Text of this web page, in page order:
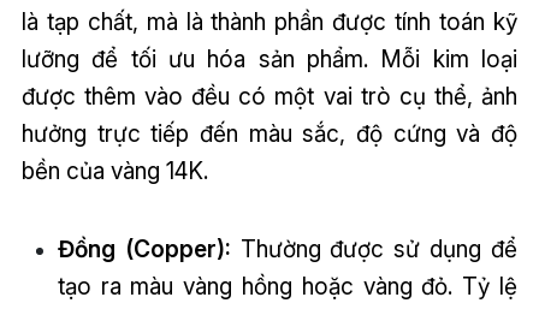
là tạp chất, mà là thành phần được tính toán kỹ
lưỡng để tối ưu hóa sản phẩm. Mỗi kim loại
được thêm vào đều có một vai trò cụ thể, ảnh
hưởng trực tiếp đến màu sắc, độ cứng và độ
bền của vàng 14K.
Đồng (Copper): Thường được sử dụng để
tạo ra màu vàng hồng hoặc vàng đỏ. Tỷ lệ